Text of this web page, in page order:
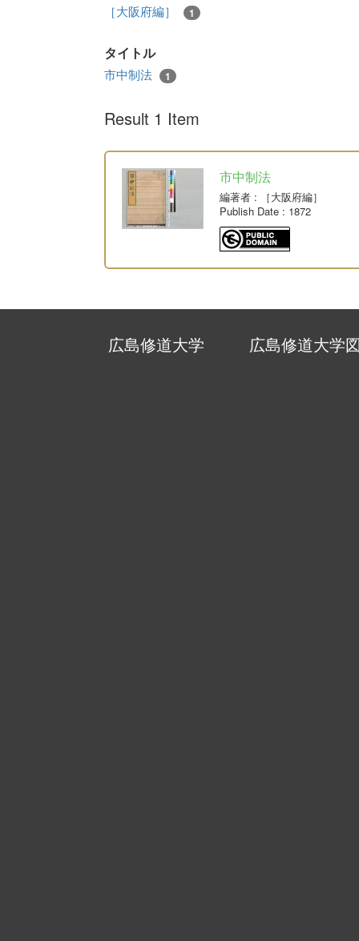
［大阪府編］ 1
タイトル
市中制法 1
Result 1 Item
市中制法
編著者 : ［大阪府編］
Publish Date : 1872
広島修道大学 広島修道大学